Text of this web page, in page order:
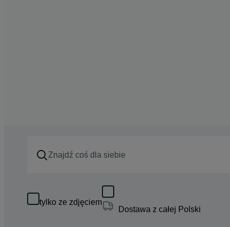
tylko ze zdjęciem
Dostawa z całej Polski